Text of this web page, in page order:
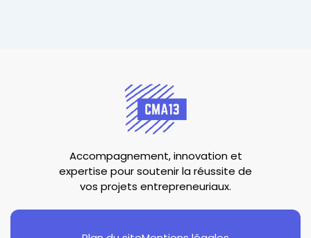
Accompagnement, innovation et
expertise pour soutenir la réussite de
vos projets entrepreneuriaux.